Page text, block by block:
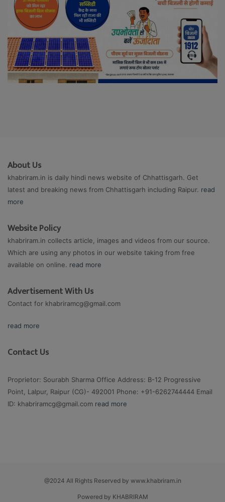
About Us
khabriram.in is daily hindi news website of Chhattisgarh. Get
latest and breaking news from Chhattisgarh including Raipur. read
more
Website Policy
khabriram.in collects article, images and videos from our source.
Which are using any photos in our website taking from free
available on online. read more
Advertisement With Us
Contact for khabriramcg@gmail.com
read more
Contact Us
Proprietor: Sourabh Sharma Office Address: B-12 Progressive
Point, Lalpur, Raipur (CG)- 492001 Phone: +91-6262744444 Email
ID: khabriramcg@gmail.com read more
@2024 All Rights Reserved by www.khabriram.in
Powered by KHABRIRAM